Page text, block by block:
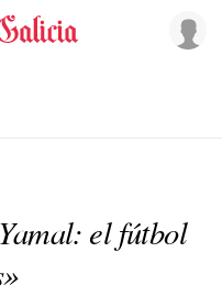
el fútbol